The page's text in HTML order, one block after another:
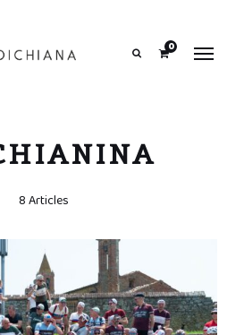
0
8 Articles